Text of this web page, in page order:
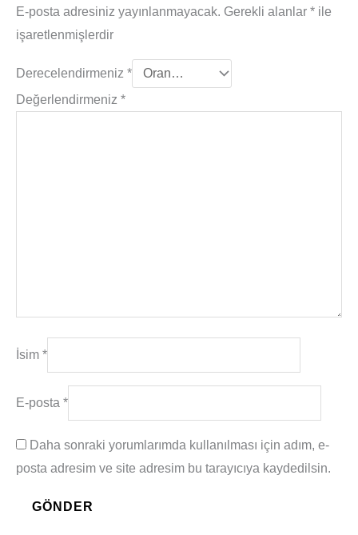
E-posta adresiniz yayınlanmayacak. Gerekli alanlar * ile
işaretlenmişlerdir
Derecelendirmeniz *
Değerlendirmeniz *
İsim *
E-posta *
Daha sonraki yorumlarımda kullanılması için adım, e-
posta adresim ve site adresim bu tarayıcıya kaydedilsin.